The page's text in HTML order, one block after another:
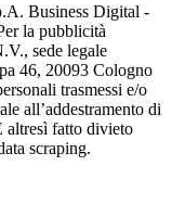
Business Digital -
la pubblicità
sede legale
46, 20093 Cologno
trasmessi e/o
all’addestramento di
altresì fatto divieto
scraping.